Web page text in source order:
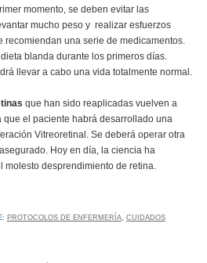
momento, se deben evitar las
mucho peso y realizar esfuerzos
recomiendan una serie de medicamentos.
blanda durante los primeros días.
llevar a cabo una vida totalmente normal.
que han sido reaplicadas vuelven a
el paciente habrá desarrollado una
Vitreoretinal. Se deberá operar otra
Hoy en día, la ciencia ha
molesto desprendimiento de retina.
PROTOCOLOS DE ENFERMERÍA, CUIDADOS